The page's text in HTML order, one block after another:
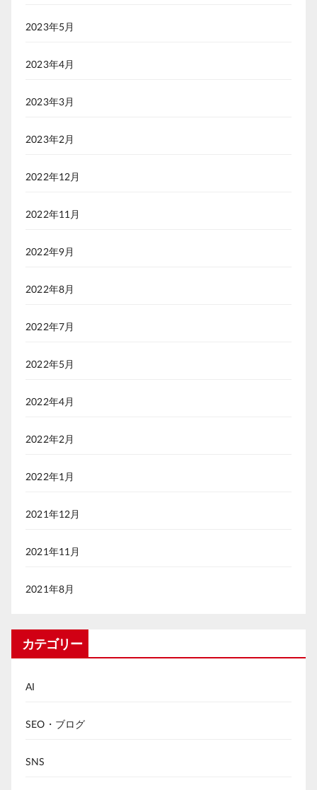
2023年5月
2023年4月
2023年3月
2023年2月
2022年12月
2022年11月
2022年9月
2022年8月
2022年7月
2022年5月
2022年4月
2022年2月
2022年1月
2021年12月
2021年11月
2021年8月
カテゴリー
AI
SEO・ブログ
SNS